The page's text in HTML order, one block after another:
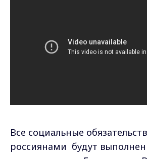
Все социальные
россиянами будут